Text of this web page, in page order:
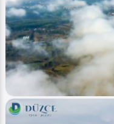
Image Şelaleler -
Aydınpınar
Ahmet Bozdemir